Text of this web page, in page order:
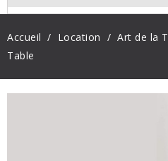
Accueil Location Art de la
Table